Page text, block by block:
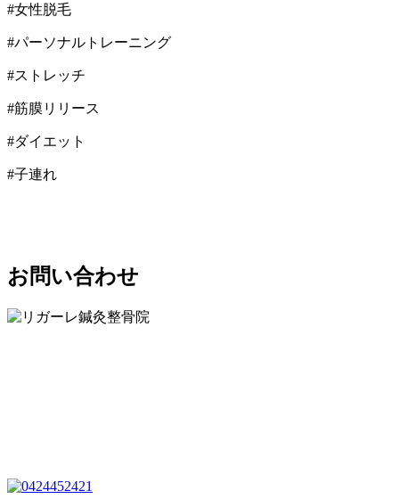
#女性脱毛
#パーソナルトレーニング
#ストレッチ
#筋膜リリース
#ダイエット
#子連れ
お問い合わせ